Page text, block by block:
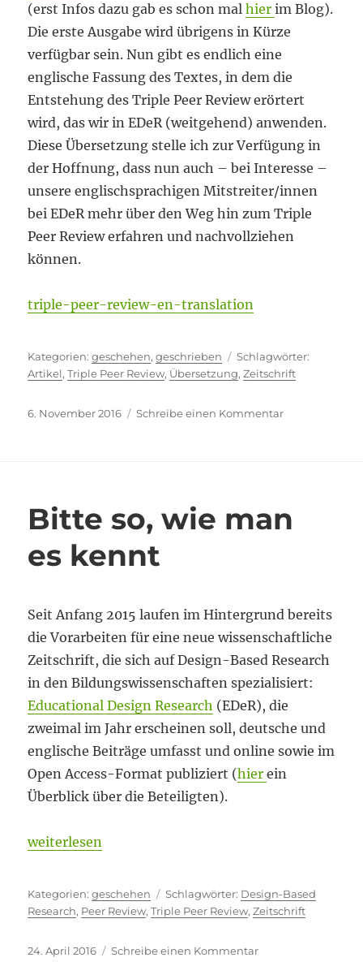
(erst Infos dazu gab es schon malhierim Blog).
Die erste Ausgabe wird übrigens in Kürze
verfügbar sein. Nun gibt es endlich eine
englische Fassung des Textes, in dem die
Entstehung des Triple Peer Review erörtert
wird, das wir in EDeR (weitgehend) anwenden.
Diese Übersetzung stelle ich zur Verfügung in
der Hoffnung, dass nun auch – bei Interesse –
unsere englischsprachigen Mitstreiter/innen
bei EDeR mehr über den Weg hin zum Triple
Peer Review erfahren und nachvollziehen
können.
triple-peer-review-en-translation
Kategorien
geschehen,geschrieben
Artikel,Triple Peer Review, Übersetzung,Zeitschrift
Veröffentlicht
6. November 2016 Schreibe einen Kommentarzu
Bitte so, wie man
es kennt
Seit Anfang 2015 laufen im Hintergrund bereits
die Vorarbeiten für eine neue wissenschaftliche
Zeitschrift, die sich auf Design-Based Research
in den Bildungswissenschaften spezialisiert:
Educational Design Research (EDeR), die
zweimal im Jahr erscheinen soll, deutsche und
englische Beiträge umfasst und online sowie im
Open Access-Format publiziert (hierein
Überblick über die Beteiligten).
„Bitte so, wie man es kennt“
weiterlesen
Kategorien
geschehen Schlagwörter
Design-Based
Research, Peer Review,Triple Peer Review,Zeitschrift
Veröffentlicht
24. April 2016 Schreibe einen Kommentarzu